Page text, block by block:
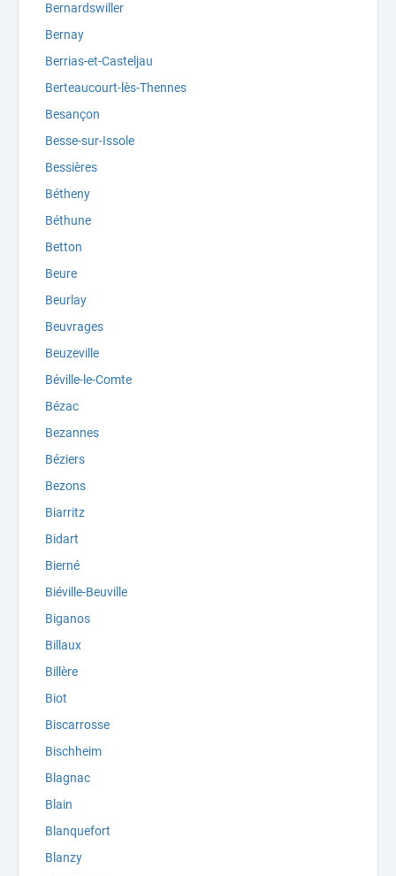
Bernardswiller
Bernay
Berrias-et-Casteljau
Berteaucourt-lès-Thennes
Besançon
Besse-sur-Issole
Bessières
Bétheny
Béthune
Betton
Beure
Beurlay
Beuvrages
Beuzeville
Béville-le-Comte
Bézac
Bezannes
Béziers
Bezons
Biarritz
Bidart
Bierné
Biéville-Beuville
Biganos
Billaux
Billère
Biot
Biscarrosse
Bischheim
Blagnac
Blain
Blanquefort
Blanzy